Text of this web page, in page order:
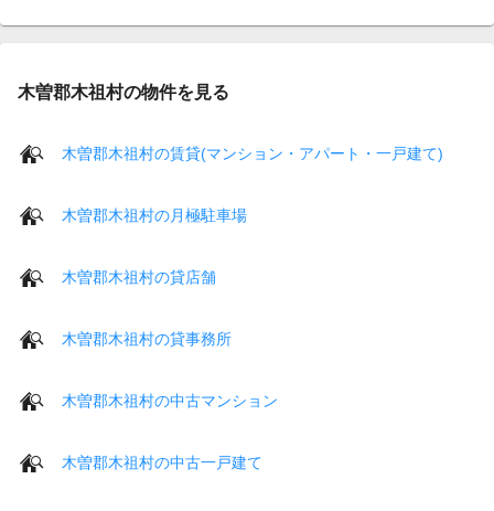
木曽郡木祖村の物件を見る
木曽郡木祖村の賃貸(マンション・アパート・一戸建て)
木曽郡木祖村の月極駐車場
木曽郡木祖村の貸店舗
木曽郡木祖村の貸事務所
木曽郡木祖村の中古マンション
木曽郡木祖村の中古一戸建て